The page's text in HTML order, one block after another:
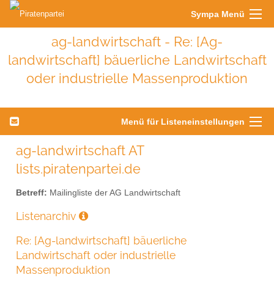
Sympa Menü
ag-landwirtschaft - Re: [Ag-
landwirtschaft] bäuerliche Landwirtschaft
oder industrielle Massenproduktion
Menü für Listeneinstellungen
ag-landwirtschaft AT
lists.piratenpartei.de
Betreff: Mailingliste der AG Landwirtschaft
Listenarchiv
Re: [Ag-landwirtschaft] bäuerliche
Landwirtschaft oder industrielle
Massenproduktion